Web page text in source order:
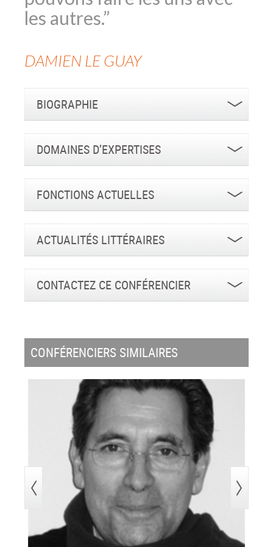
les autres.”
DAMIEN LE GUAY
BIOGRAPHIE
DOMAINES D’EXPERTISES
FONCTIONS ACTUELLES
ACTUALITÉS LITTÉRAIRES
CONTACTEZ CE CONFÉRENCIER
CONFÉRENCIERS SIMILAIRES